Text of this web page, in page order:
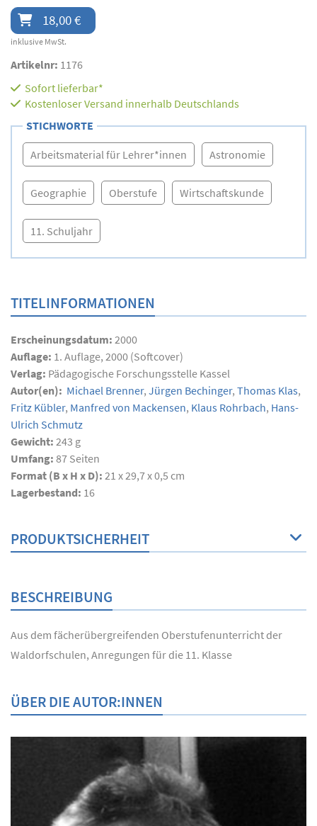
18,00 €
inklusive MwSt.
Artikelnr: 1176
Sofort lieferbar*
Kostenloser Versand innerhalb Deutschlands
STICHWORTE
Arbeitsmaterial für Lehrer*innen Astronomie
Geographie Oberstufe Wirtschaftskunde
11. Schuljahr
TITELINFORMATIONEN
Erscheinungsdatum: 2000
Auflage: 1. Auflage, 2000 (Softcover)
Verlag: Pädagogische Forschungsstelle Kassel
Autor(en): Michael Brenner, Jürgen Bechinger, Thomas Klas,
Fritz Kübler, Manfred von Mackensen, Klaus Rohrbach, Hans-
Ulrich Schmutz
Gewicht: 243 g
Umfang: 87 Seiten
Format (B x H x D): 21 x 29,7 x 0,5 cm
Lagerbestand: 16
PRODUKTSICHERHEIT
BESCHREIBUNG
Aus dem fächerübergreifenden Oberstufenunterricht der
Waldorfschulen, Anregungen für die 11. Klasse
ÜBER DIE AUTOR:INNEN